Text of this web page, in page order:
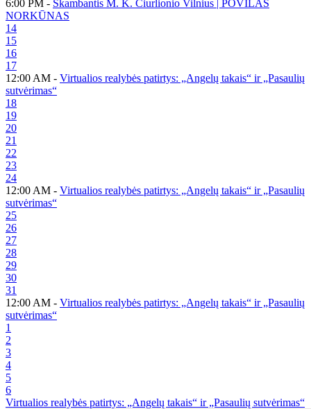
6:00 PM - Skambantis M. K. Čiurlionio Vilnius | POVILAS
NORKŪNAS
14
15
16
17
12:00 AM - Virtualios realybės patirtys: „Angelų takais“ ir „Pasaulių
sutvėrimas“
18
19
20
21
22
23
24
12:00 AM - Virtualios realybės patirtys: „Angelų takais“ ir „Pasaulių
sutvėrimas“
25
26
27
28
29
30
31
12:00 AM - Virtualios realybės patirtys: „Angelų takais“ ir „Pasaulių
sutvėrimas“
1
2
3
4
5
6
Virtualios realybės patirtys: „Angelų takais“ ir „Pasaulių sutvėrimas“